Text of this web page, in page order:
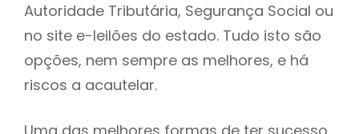
Autoridade Tributária, Segurança Social ou
no site e-leilões do estado. Tudo isto são
opções, nem sempre as melhores, e há
riscos a acautelar.